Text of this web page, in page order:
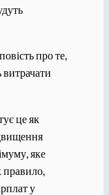
про те,
це як
яке
у